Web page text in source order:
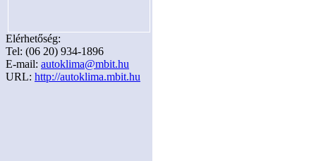
Elérhetőség:
Tel: (06 20) 934-1896
E-mail: autoklima@mbit.hu
URL: http://autoklima.mbit.hu